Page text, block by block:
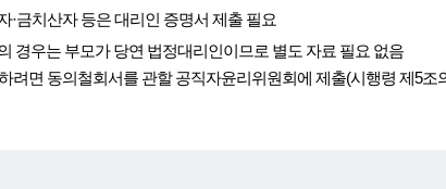
·금치산자 등은 대리인 증명서 제출 필요
경우는 부모가 당연 법정대리인이므로 별도 자료 필요 없음
려면 동의철회서를 관할 공직자윤리위원회에 제출(시행령 제5조